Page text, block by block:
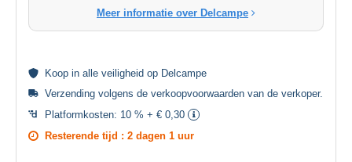
Meer informatie over Delcampe
Koop in alle veiligheid op Delcampe
Verzending volgens de verkoopvoorwaarden van de verkoper.
Platformkosten: 10 % + € 0,30
Resterende tijd : 2 dagen 1 uur